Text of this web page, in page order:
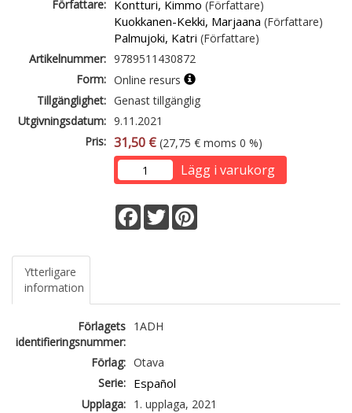
Författare: Kontturi, Kimmo (Författare)
Kuokkanen-Kekki, Marjaana (Författare)
Palmujoki, Katri (Författare)
Artikelnummer: 9789511430872
Form: Online resurs
Tillgänglighet: Genast tillgänglig
Utgivningsdatum: 9.11.2021
Pris: 31,50 € (27,75 € moms 0 %)
Lägg i varukorg
Facebook
Twitter
Ytterligare
information
Förlagets
identifieringsnummer:
1ADH
Förlag: Otava
Serie: Español
Upplaga: 1. upplaga, 2021